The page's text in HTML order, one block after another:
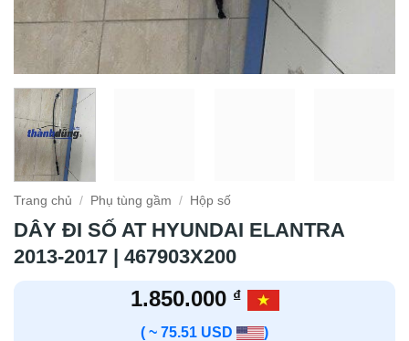
Trang chủ / Phụ tùng gầm / Hộp số
DÂY ĐI SỐ AT HYUNDAI ELANTRA
2013-2017 | 467903X200
1.850.000 ₫
( ~ 75.51 USD )